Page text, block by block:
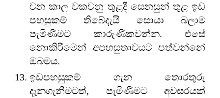
වන කාල වකවනු තුළදී සෙනසුන් තුළ ඉඩ
පහසුකම් තිබේදැයි සොයා බලාම
පැමිණිමට කාරුණිකවන්න. එසේ
නොකිරීමෙන් අපහසුතාවයට පත්වන්නේ
ඔබමය.
ඉඩපහසුකම් ගැන තොරතුරු
දැනගැනීමටත්, පැමිණීමට අවසරයක්